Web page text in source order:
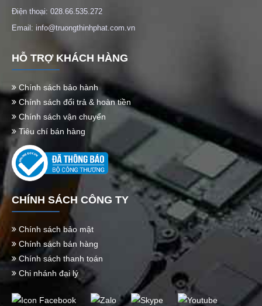
Điện thoại: 028.66.535.272
Email: info@truongthinhphat.com.vn
HỖ TRỢ KHÁCH HÀNG
Chính sách bảo hành
Chính sách đổi trả & hoàn tiền
Chính sách vận chuyển
Tiêu chí bán hàng
CHÍNH SÁCH CÔNG TY
Chính sách bảo mật
Chính sách bán hàng
Chính sách thanh toán
Chi nhánh đại lý